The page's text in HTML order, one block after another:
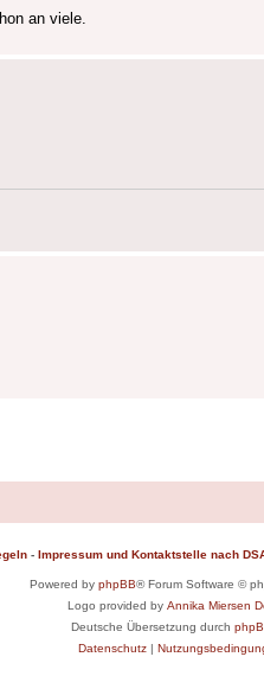
an viele.
- Impressum und Kontaktstelle nach
Powered by phpBB® Forum Software ©
Logo provided by Annika Miersen
Deutsche Übersetzung durch
Datenschutz|